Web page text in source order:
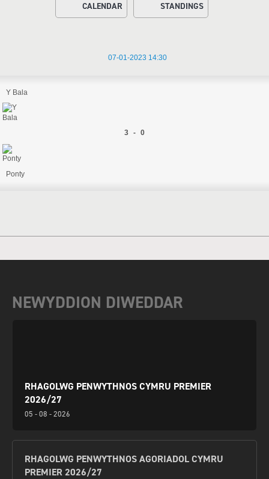
CALENDAR STANDINGS
07-01-2023 14:30
Y Bala
3 - 0
Ponty
NEWYDDION DIWEDDAR
RHAGOLWG PENWYTHNOS CYMRU PREMIER
2026/27
05 - 08 - 2026
RHAGOLWG PENWYTHNOS AGORIADOL CYMRU
PREMIER 2026/27